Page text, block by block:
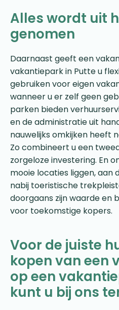
Alles wordt uit
genomen
Daarnaast geeft een
vakantiepark in Putte u
gebruiken voor eigen
wanneer u er zelf geen
parken bieden
en de administratie uit
nauwelijks omkijken heeft
Zo combineert u een
zorgeloze investering. En
mooie locaties liggen, aan
nabij toeristische
doorgaans zijn waarde en
voor toekomstige kopers.
Voor de juiste
kopen van een
op een
kunt u bij ons